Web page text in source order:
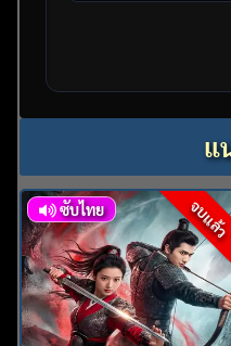
แ
จบแล้ว
ซับไทย